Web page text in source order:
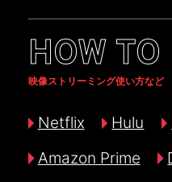
HOW
映像ストリーミング使い方など
Netflix Hulu
Amazon Prime